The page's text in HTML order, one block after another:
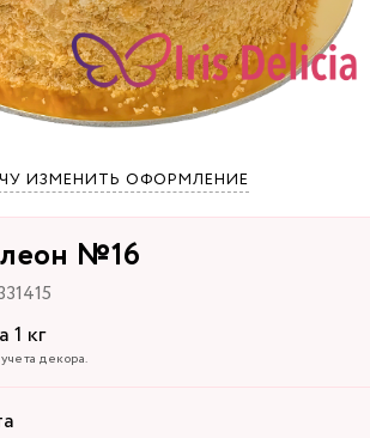
ИЗМЕНИТЬ ОФОРМЛЕНИЕ
№16
1 кг
декора.